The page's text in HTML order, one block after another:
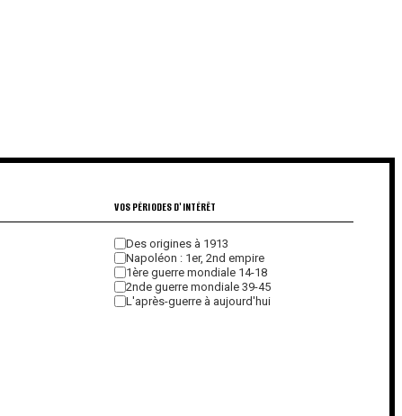
VOS PÉRIODES D'INTÉRÊT
Des origines à 1913
Napoléon : 1er, 2nd empire
1ère guerre mondiale 14-18
2nde guerre mondiale 39-45
L'après-guerre à aujourd'hui